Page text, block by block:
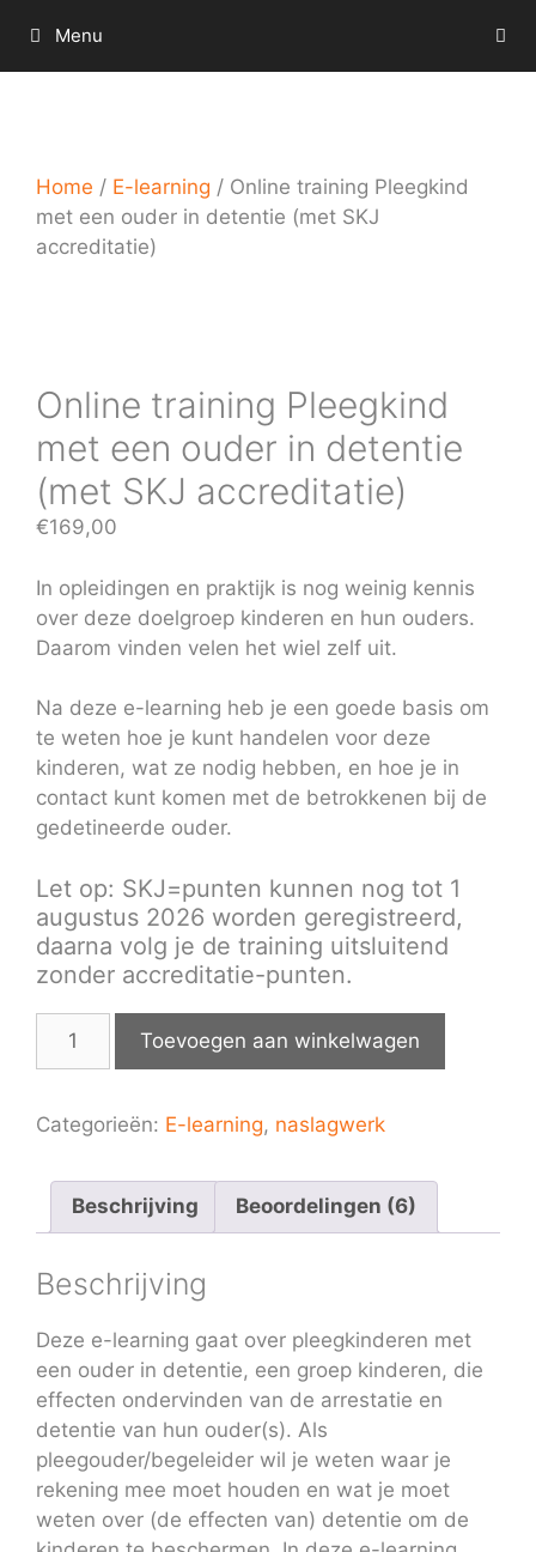
naar
de
Menu
Home / E-learning / Online training Pleegkind
met een ouder in detentie (met SKJ
accreditatie)
Online training Pleegkind
met een ouder in detentie
(met SKJ accreditatie)
€169,00
In opleidingen en praktijk is nog weinig kennis
over deze doelgroep kinderen en hun ouders.
Daarom vinden velen het wiel zelf uit.
Na deze e-learning heb je een goede basis om
te weten hoe je kunt handelen voor deze
kinderen, wat ze nodig hebben, en hoe je in
contact kunt komen met de betrokkenen bij de
gedetineerde ouder.
Let op: SKJ=punten kunnen nog tot 1
augustus 2026 worden geregistreerd,
daarna volg je de training uitsluitend
zonder accreditatie-punten.
training
met
ouder
detentie
SKJ
aantal
Toevoegen aan winkelwagen
Categorieën: E-learning, naslagwerk
Beschrijving Beoordelingen (6)
Beschrijving
Deze e-learning gaat over pleegkinderen met
een ouder in detentie, een groep kinderen, die
effecten ondervinden van de arrestatie en
detentie van hun ouder(s). Als
pleegouder/begeleider wil je weten waar je
rekening mee moet houden en wat je moet
weten over (de effecten van) detentie om de